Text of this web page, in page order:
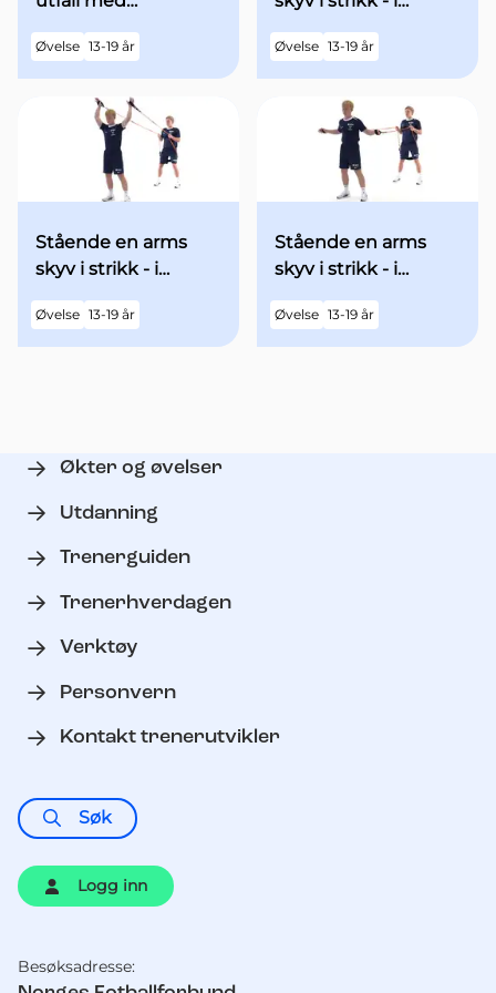
utgangsstilling
Øvelse 13-19 år
begge armene over
hodet - med økt fart
Øvelse 13-19 år
Stående en arms
skyv i strikk - i
utgangsstilling med
begge armene over
hodet
Øvelse 13-19 år
Stående en arms
skyv i strikk - i
utgangsstilling med
begge armene
"90grader" ut til
Øvelse 13-19 år
Økter og øvelser
Utdanning
Trenerguiden
Trenerhverdagen
Verktøy
Personvern
Kontakt trenerutvikler
Søk
Logg inn
Kontaktinformasjon
Besøksadresse: